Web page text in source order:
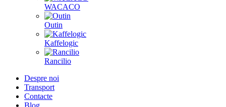
WACACO
Outin
Kaffelogic
Rancilio
Despre noi
Transport
Contacte
Blog